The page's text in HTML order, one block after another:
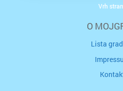
O
Lista
Vrh